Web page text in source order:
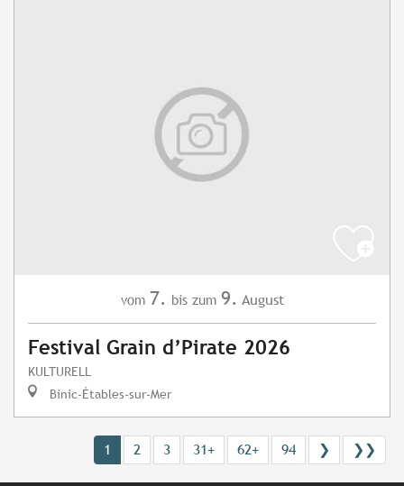
vom 7. bis zum 9. August
Festival Grain d’Pirate 2026
KULTURELL
Binic-Étables-sur-Mer
1 2 3 31+ 62+ 94 ❯ ❯❯